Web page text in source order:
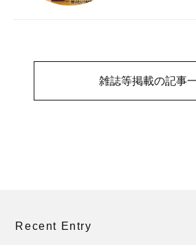
雑誌等掲載の記事
Recent Entry